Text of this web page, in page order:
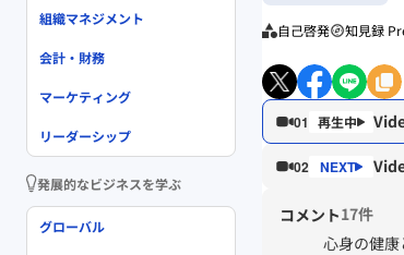
自己啓発 知見録
01
02
コメント17件
心身の健
組織マネジメント
会計・財務
マーケティング
リーダーシップ
発展的なビジネスを学ぶ
グローバル